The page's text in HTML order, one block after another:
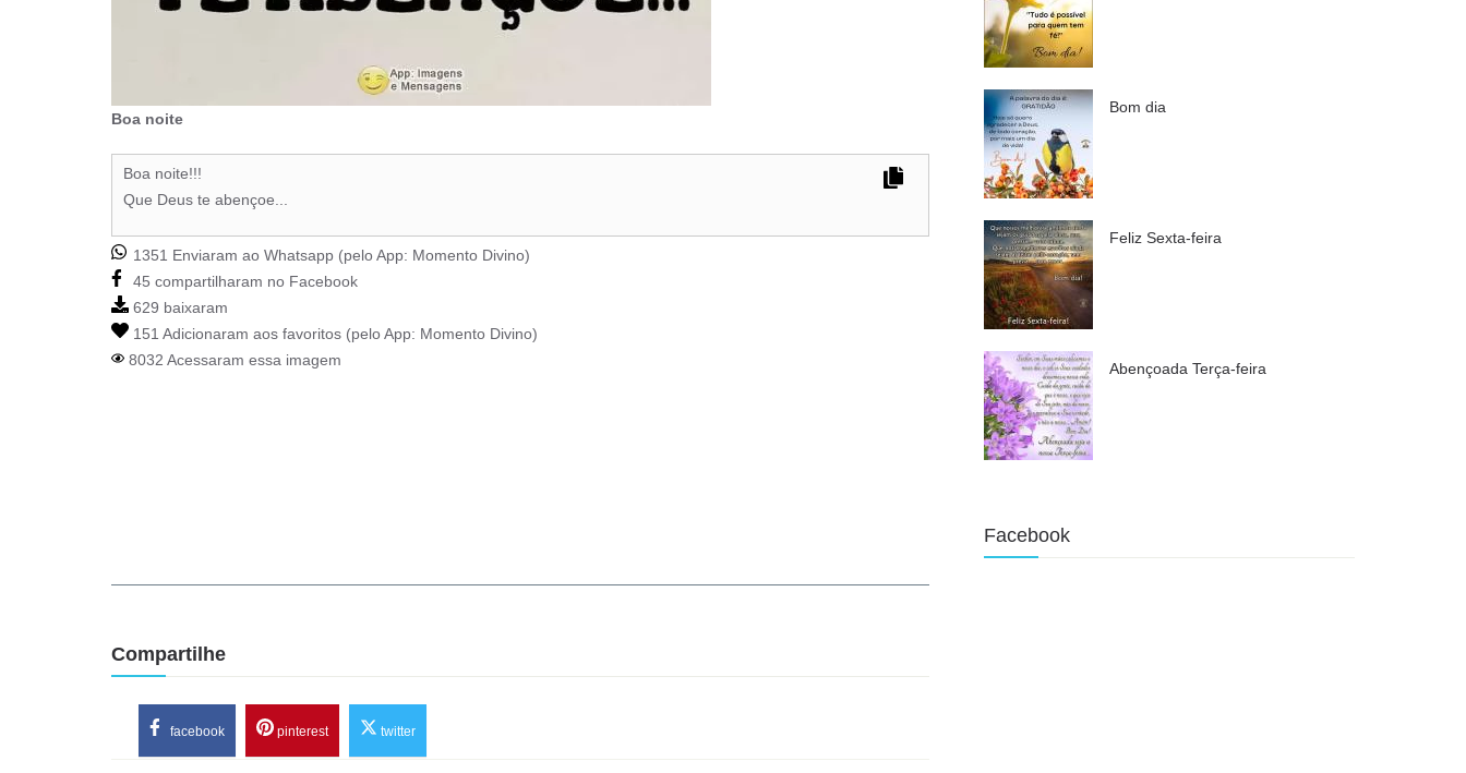
Boa noite
Boa noite!!!
Que Deus te abençoe...
1351 Enviaram ao Whatsapp (pelo App: Momento Divino)
45 compartilharam no Facebook
629 baixaram
151 Adicionaram aos favoritos (pelo App: Momento Divino)
8032 Acessaram essa imagem
Compartilhe
facebook pinterest twitter
Bom dia
Feliz Sexta-feira
Abençoada Terça-feira
Facebook